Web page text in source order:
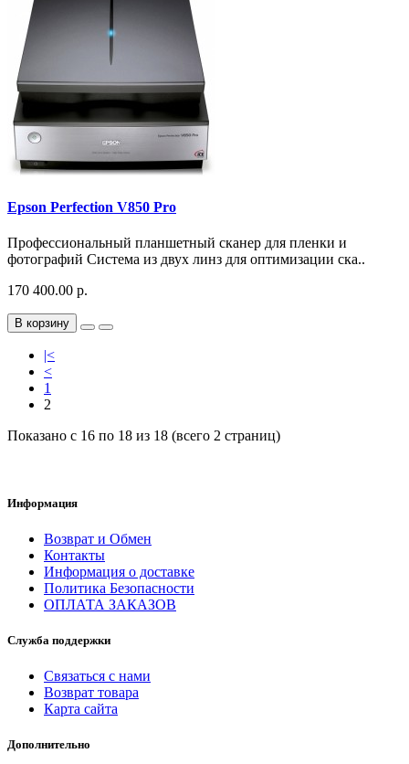
Epson Perfection V850 Pro
Профессиональный планшетный сканер для пленки и
фотографий Система из двух линз для оптимизации ска..
170 400.00 р.
В корзину
|<
<
1
2
Показано с 16 по 18 из 18 (всего 2 страниц)
Информация
Возврат и Обмен
Контакты
Информация о доставке
Политика Безопасности
ОПЛАТА ЗАКАЗОВ
Служба поддержки
Связаться с нами
Возврат товара
Карта сайта
Дополнительно